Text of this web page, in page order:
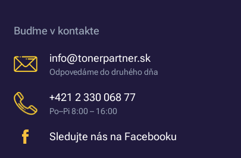
Buďme v kontakte
info@tonerpartner.sk
Odpovedáme do druhého dňa
+421 2 330 068 77
Po–Pi 8:00 – 16:00
Sledujte nás na Facebooku